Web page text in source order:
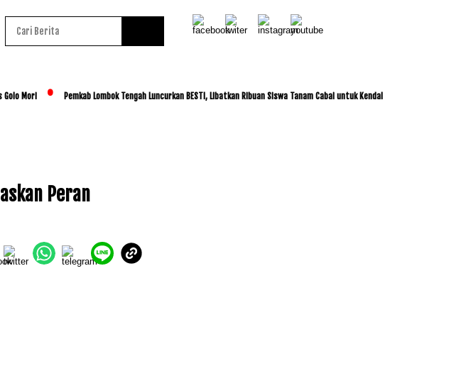
Pemkab Lombok Tengah Luncurkan BESTI, Libatkan Ribuan Siswa Tanam Cabai untuk Kendalikan Inflasi
Peran